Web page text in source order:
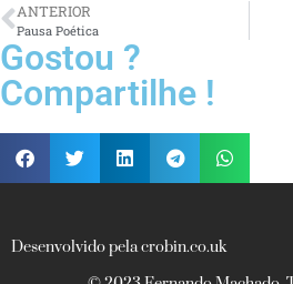
ANTERIOR
Pausa Poética
Gostou ?
Compartilhe !
Desenvolvido pela crobin.co.uk